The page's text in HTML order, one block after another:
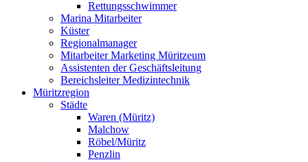
Rettungsschwimmer
Marina Mitarbeiter
Küster
Regionalmanager
Mitarbeiter Marketing Müritzeum
Assistenten der Geschäftsleitung
Bereichsleiter Medizintechnik
Müritzregion
Städte
Waren (Müritz)
Malchow
Röbel/Müritz
Penzlin